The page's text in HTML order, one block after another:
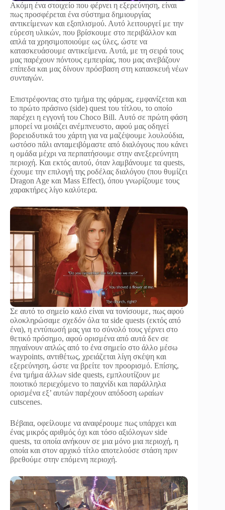
Ακόμη ένα στοιχείο που φέρνει η εξερεύνηση, είναι
πως προσφέρεται ένα σύστημα δημιουργίας
αντικείμενων και εξοπλισμού. Αυτό λειτουργεί με την
εύρεση υλικών, που βρίσκουμε στο περιβάλλον και
απλά τα χρησιμοποιούμε ως ύλες, ώστε να
κατασκευάσουμε αντικείμενα. Αυτά, με τη σειρά τους
μας παρέχουν πόντους εμπειρίας, που μας ανεβάζουν
επίπεδα και μας δίνουν πρόσβαση στη κατασκευή νέων
συνταγών.
Επιστρέφοντας στο τμήμα της φάρμας, εμφανίζεται και
το πρώτο πράσινο (side) quest του τίτλου, το οποίο
παρέχει η εγγονή του Choco Bill. Αυτό σε πρώτη φάση
μπορεί να μοιάζει ανέμπνευστο, αφού μας οδηγεί
βορειοδυτικά του χάρτη για να μαζέψουμε λουλούδια,
ωστόσο πάλι ανταμειβόμαστε από διαλόγους που κάνει
η ομάδα μέχρι να περπατήσουμε στην ανεξερεύνητη
περιοχή. Και εκτός αυτού, όταν λαμβάνουμε τα quests,
έχουμε την επιλογή της ροδέλας διαλόγου (που θυμίζει
Dragon Age και Mass Effect), όπου γνωρίζουμε τους
χαρακτήρες λίγο καλύτερα.
Σε αυτό το σημείο καλό είναι να τονίσουμε, πως αφού
ολοκληρώσαμε σχεδόν όλα τα side quests (εκτός από
ένα), η εντύπωσή μας για το σύνολό τους γέρνει στο
θετικό πρόσημο, αφού ορισμένα από αυτά δεν σε
πηγαίνουν απλώς από το ένα σημείο στο άλλο μέσω
waypoints, αντιθέτως, χρειάζεται λίγη σκέψη και
εξερεύνηση, ώστε να βρείτε τον προορισμό. Επίσης,
ένα τμήμα άλλων side quests, εμπλουτίζουν με
ποιοτικό περιεχόμενο το παιχνίδι και παράλληλα
ορισμένα εξ’ αυτών παρέχουν απόδοση ωραίων
cutscenes.
Βέβαια, οφείλουμε να αναφέρουμε πως υπάρχει και
ένας μικρός αριθμός όχι και τόσο αξιόλογων side
quests, τα οποία ανήκουν σε μια μόνο μια περιοχή, η
οποία και στον αρχικό τίτλο αποτελούσε στάση πριν
βρεθούμε στην επόμενη περιοχή.